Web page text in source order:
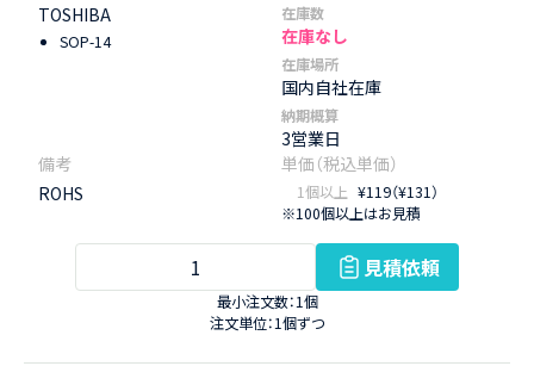
TOSHIBA
SOP-14
在庫数
在庫なし
在庫場所
国内自社在庫
納期概算
3営業日
ROHS 1個以上 ¥119（¥131）
※100個以上はお見積
見積依頼
最小注文数：1個
注文単位：1個ずつ